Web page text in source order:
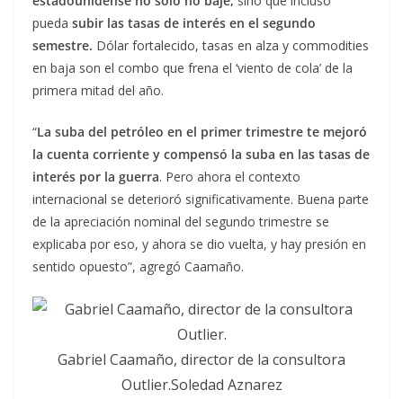
pueda subir las tasas de interés en el segundo
semestre. Dólar fortalecido, tasas en alza y commodities
en baja son el combo que frena el ‘viento de cola’ de la
primera mitad del año.
“La suba del petróleo en el primer trimestre te mejoró
la cuenta corriente y compensó la suba en las tasas de
interés por la guerra. Pero ahora el contexto
internacional se deterioró significativamente. Buena parte
de la apreciación nominal del segundo trimestre se
explicaba por eso, y ahora se dio vuelta, y hay presión en
sentido opuesto”, agregó Caamaño.
Gabriel Caamaño, director de la consultora
Outlier.Soledad Aznarez